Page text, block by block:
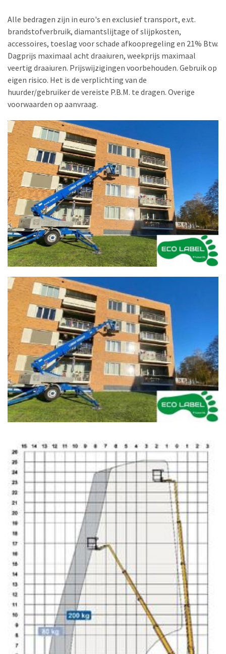
Alle bedragen zijn in euro's en exclusief transport, e.v.t.
brandstofverbruik, diamantslijtage of slijpkosten,
accessoires, toeslag voor schade afkoopregeling en 21% Btw.
Dagprijs maximaal acht draaiuren, weekprijs maximaal
veertig draaiuren. Prijswijzigingen voorbehouden. Gebruik op
eigen risico. Het is de verplichting van de
huurder/gebruiker de vereiste P.B.M. te dragen. Overige
voorwaarden op aanvraag.